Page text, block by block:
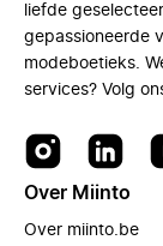
liefde
gepassioneerde
modeboetieks.
services? Volg
Over Miinto
Over miinto.be